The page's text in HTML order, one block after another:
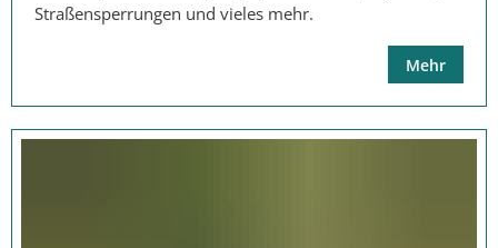
Straßensperrungen und vieles mehr.
Mehr